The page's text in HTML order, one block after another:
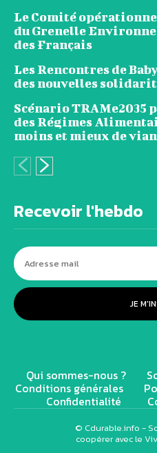
Le Comité
du Grenelle
des Français
Les Rencontres de
des nouvelles
Scénario TRAMe2035
des Régimes
moins et mieux de
Recevoir l'hebdo
JE
Qui sommes-nous ?
Conditions générales
Confidentialité
© Cdurable.info -
coopérer avec le